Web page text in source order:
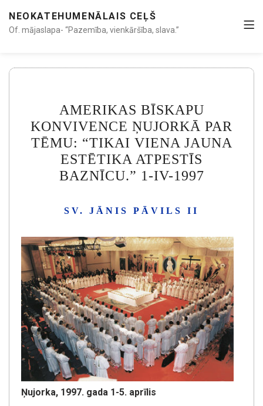
NEOKATEHUMENĀLAIS CEĻŠ
Of. mājaslapa- “Pazemība, vienkāršība, slava.”
AMERIKAS BĪSKAPU
KONVIVENCE ŅUJORKĀ PAR
TĒMU: “TIKAI VIENA JAUNA
ESTĒTIKA ATPESTĪS
BAZNĪCU.” 1-IV-1997
SV. JĀNIS PĀVILS II
Ņujorka, 1997. gada 1-5. aprīlis